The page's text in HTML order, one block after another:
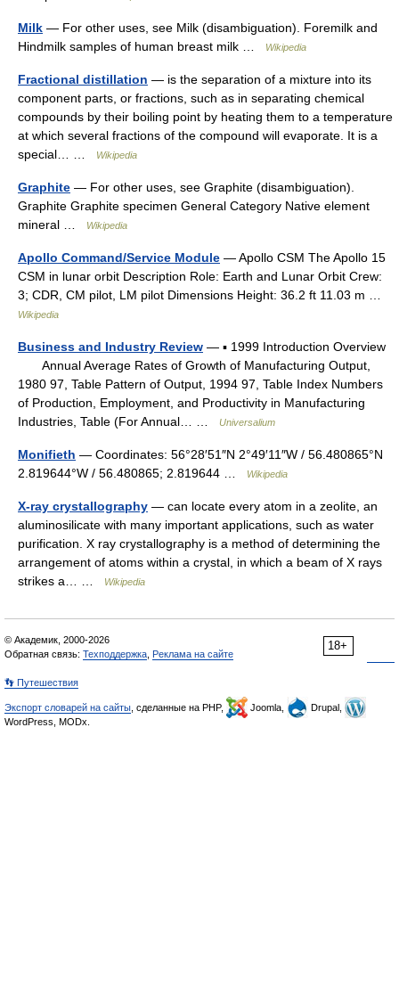
Milk — For other uses, see Milk (disambiguation). Foremilk and
Hindmilk samples of human breast milk …
Wikipedia
Fractional distillation — is the separation of a mixture into its
component parts, or fractions, such as in separating chemical
compounds by their boiling point by heating them to a temperature
at which several fractions of the compound will evaporate. It is a
special… …
Wikipedia
Graphite — For other uses, see Graphite (disambiguation).
Graphite Graphite specimen General Category Native element
mineral …
Wikipedia
Apollo Command/Service Module — Apollo CSM The Apollo 15
CSM in lunar orbit Description Role: Earth and Lunar Orbit Crew:
3; CDR, CM pilot, LM pilot Dimensions Height: 36.2 ft 11.03 m …
Wikipedia
Business and Industry Review — ▪ 1999 Introduction Overview
Annual Average Rates of Growth of Manufacturing Output,
1980 97, Table Pattern of Output, 1994 97, Table Index Numbers
of Production, Employment, and Productivity in Manufacturing
Industries, Table (For Annual… …
Universalium
Monifieth — Coordinates: 56°28′51″N 2°49′11″W / 56.480865°N
2.819644°W / 56.480865; 2.819644 …
Wikipedia
X-ray crystallography — can locate every atom in a zeolite, an
aluminosilicate with many important applications, such as water
purification. X ray crystallography is a method of determining the
arrangement of atoms within a crystal, in which a beam of X rays
strikes a… …
Wikipedia
18+
© Академик, 2000-2026
Обратная связь: Техподдержка Реклама на сайте
👣 Путешествия
Экспорт словарей на сайты , сделанные на PHP, Joomla,
Drupal,
WordPress, MODx.